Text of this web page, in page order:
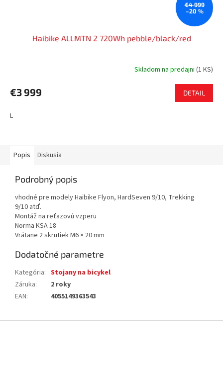
€4 999
–20 %
Haibike ALLMTN 2 720Wh pebble/black/red
Skladom na predajni (1 KS)
€3 999 DETAIL
L
Popis Diskusia
Podrobný popis
vhodné pre modely Haibike Flyon, HardSeven 9/10, Trekking
9/10 atď.
Montáž na reťazovú vzperu
Norma KSA 18
Vrátane 2 skrutiek M6 × 20 mm
Dodatočné parametre
Kategória: Stojany na bicykel
Záruka:
2 roky
EAN: 4055149363543